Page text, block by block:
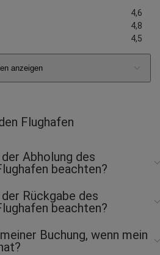
4,6
4,8
4,5
anzeigen
Flughafen
Abholung des
beachten?
Rückgabe des
beachten?
Buchung, wenn mein